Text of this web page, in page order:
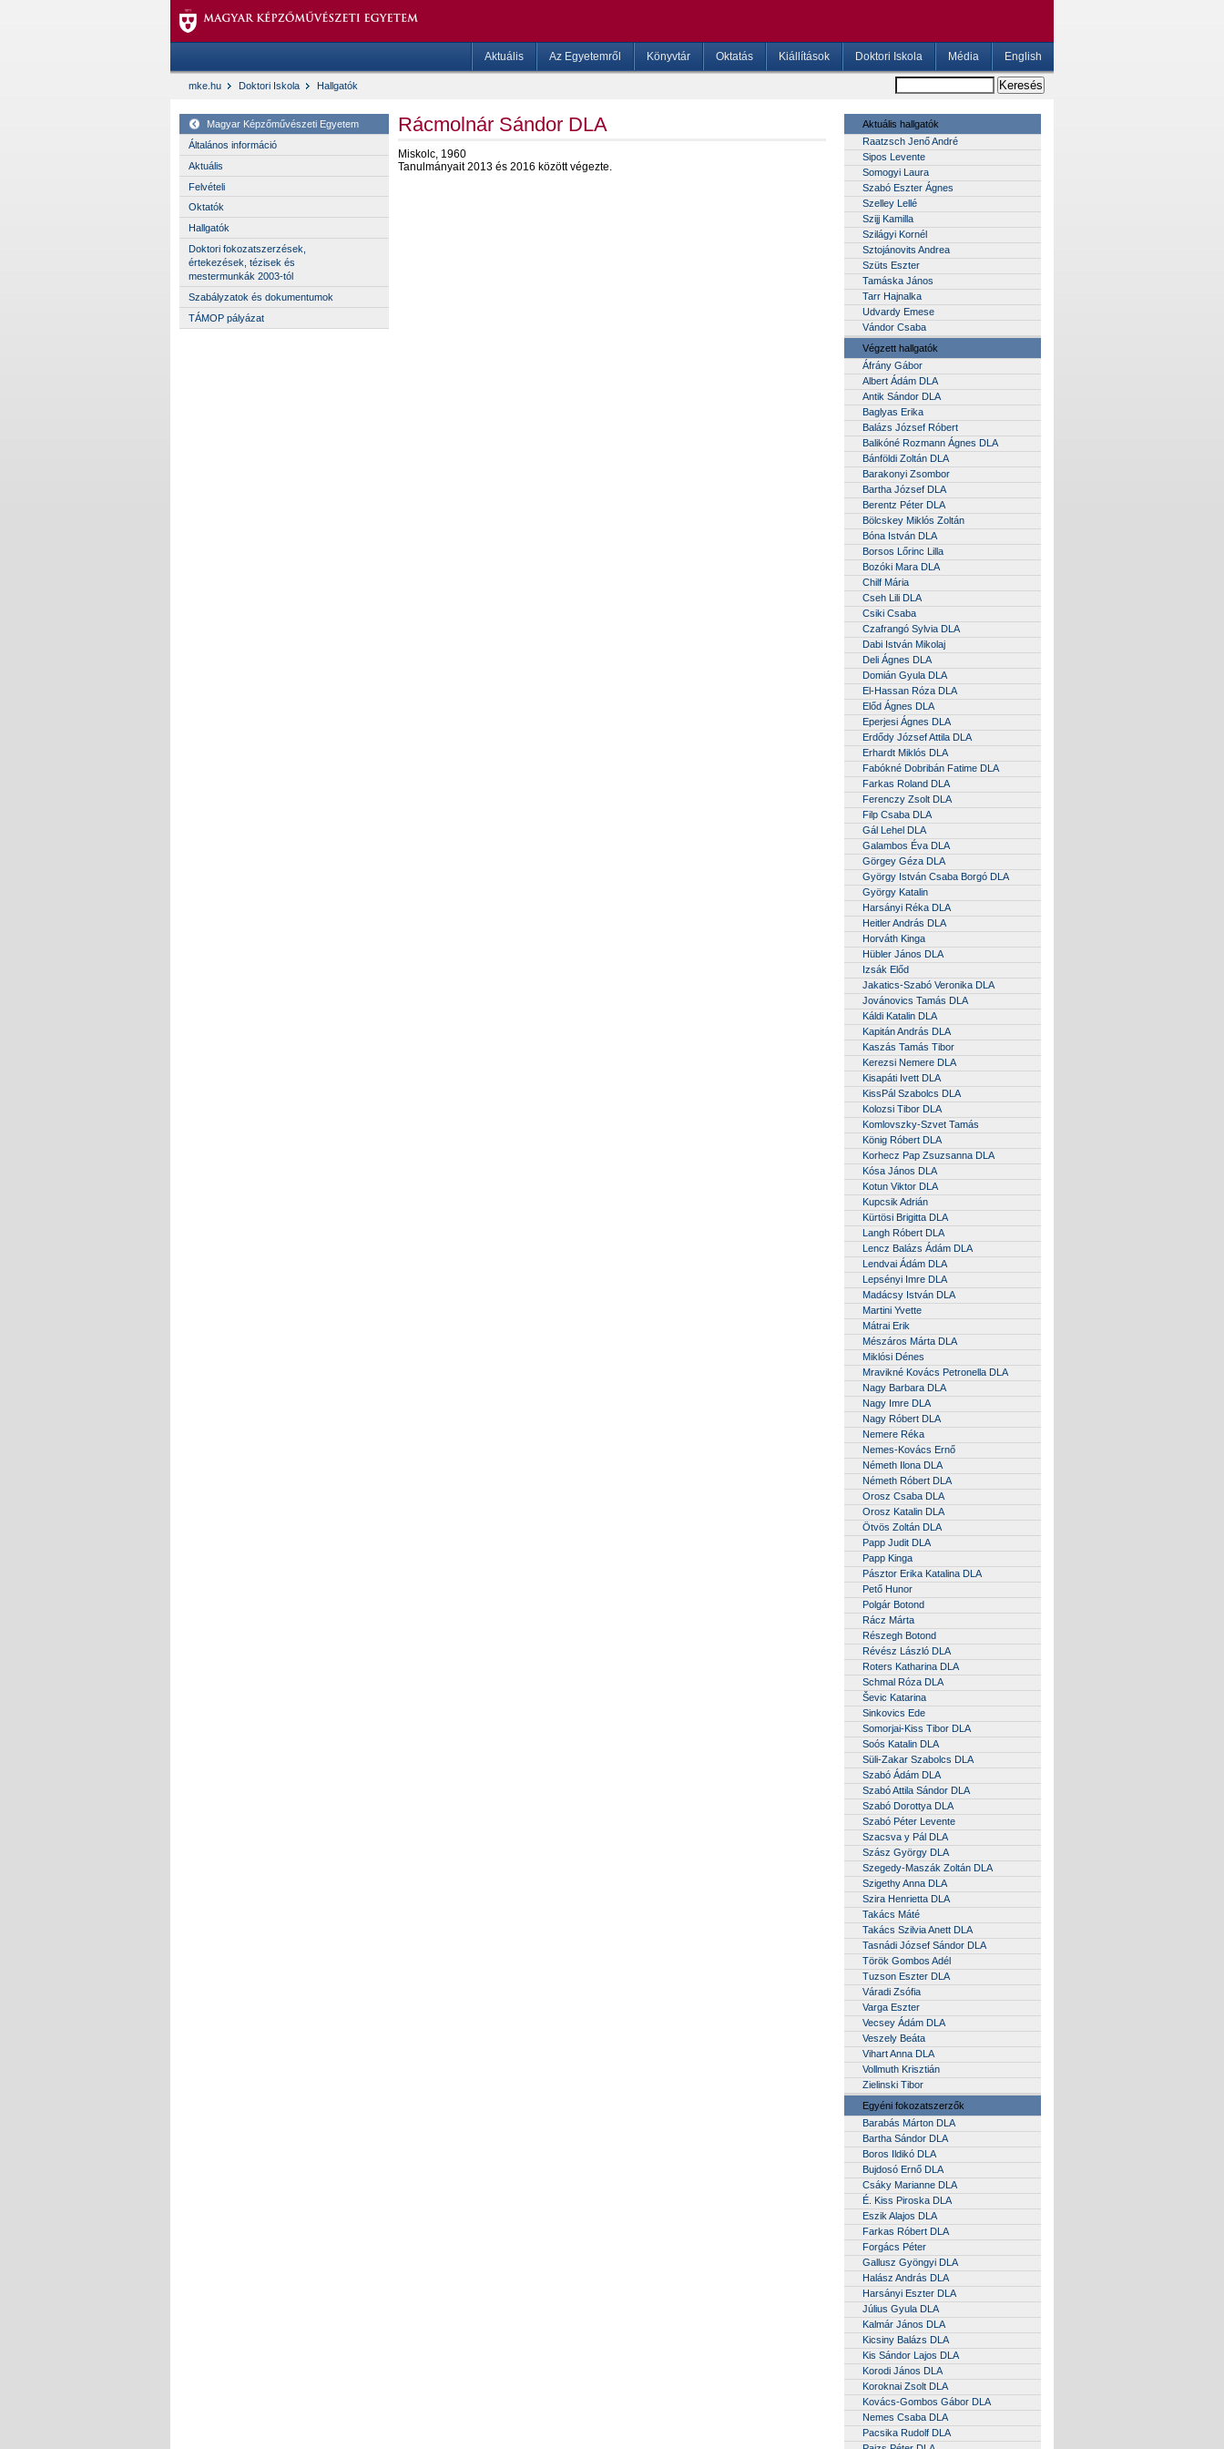
Aktuális Az Egyetemről Könyvtár Oktatás Kiállítások Doktori Iskola Média English
mke.hu Doktori Iskola Hallgatók
Magyar Képzőművészeti Egyetem
Általános információ
Aktuális
Felvételi
Oktatók
Hallgatók
Doktori fokozatszerzések,
értekezések, tézisek és
mestermunkák 2003-tól
Szabályzatok és dokumentumok
TÁMOP pályázat
Rácmolnár Sándor DLA
Miskolc, 1960
Tanulmányait 2013 és 2016 között végezte.
Aktuális hallgatók
Raatzsch Jenő André
Sipos Levente
Somogyi Laura
Szabó Eszter Ágnes
Szelley Lellé
Szijj Kamilla
Szilágyi Kornél
Sztojánovits Andrea
Szüts Eszter
Tamáska János
Tarr Hajnalka
Udvardy Emese
Vándor Csaba
Végzett hallgatók
Áfrány Gábor
Albert Ádám DLA
Antik Sándor DLA
Baglyas Erika
Balázs József Róbert
Balikóné Rozmann Ágnes DLA
Bánföldi Zoltán DLA
Barakonyi Zsombor
Bartha József DLA
Berentz Péter DLA
Bölcskey Miklós Zoltán
Bóna István DLA
Borsos Lőrinc Lilla
Bozóki Mara DLA
Chilf Mária
Cseh Lili DLA
Csiki Csaba
Czafrangó Sylvia DLA
Dabi István Mikolaj
Deli Ágnes DLA
Domián Gyula DLA
El-Hassan Róza DLA
Előd Ágnes DLA
Eperjesi Ágnes DLA
Erdődy József Attila DLA
Erhardt Miklós DLA
Fabókné Dobribán Fatime DLA
Farkas Roland DLA
Ferenczy Zsolt DLA
Filp Csaba DLA
Gál Lehel DLA
Galambos Éva DLA
Görgey Géza DLA
György István Csaba Borgó DLA
György Katalin
Harsányi Réka DLA
Heitler András DLA
Horváth Kinga
Hübler János DLA
Izsák Előd
Jakatics-Szabó Veronika DLA
Jovánovics Tamás DLA
Káldi Katalin DLA
Kapitán András DLA
Kaszás Tamás Tibor
Kerezsi Nemere DLA
Kisapáti Ivett DLA
KissPál Szabolcs DLA
Kolozsi Tibor DLA
Komlovszky-Szvet Tamás
König Róbert DLA
Korhecz Pap Zsuzsanna DLA
Kósa János DLA
Kotun Viktor DLA
Kupcsik Adrián
Kürtösi Brigitta DLA
Langh Róbert DLA
Lencz Balázs Ádám DLA
Lendvai Ádám DLA
Lepsényi Imre DLA
Madácsy István DLA
Martini Yvette
Mátrai Erik
Mészáros Márta DLA
Miklósi Dénes
Mravikné Kovács Petronella DLA
Nagy Barbara DLA
Nagy Imre DLA
Nagy Róbert DLA
Nemere Réka
Nemes-Kovács Ernő
Németh Ilona DLA
Németh Róbert DLA
Orosz Csaba DLA
Orosz Katalin DLA
Ötvös Zoltán DLA
Papp Judit DLA
Papp Kinga
Pásztor Erika Katalina DLA
Pető Hunor
Polgár Botond
Rácz Márta
Részegh Botond
Révész László DLA
Roters Katharina DLA
Schmal Róza DLA
Ševic Katarina
Sinkovics Ede
Somorjai-Kiss Tibor DLA
Soós Katalin DLA
Süli-Zakar Szabolcs DLA
Szabó Ádám DLA
Szabó Attila Sándor DLA
Szabó Dorottya DLA
Szabó Péter Levente
Szacsva y Pál DLA
Szász György DLA
Szegedy-Maszák Zoltán DLA
Szigethy Anna DLA
Szira Henrietta DLA
Takács Máté
Takács Szilvia Anett DLA
Tasnádi József Sándor DLA
Török Gombos Adél
Tuzson Eszter DLA
Váradi Zsófia
Varga Eszter
Vecsey Ádám DLA
Veszely Beáta
Vihart Anna DLA
Vollmuth Krisztián
Zielinski Tibor
Egyéni fokozatszerzők
Barabás Márton DLA
Bartha Sándor DLA
Boros Ildikó DLA
Bujdosó Ernő DLA
Csáky Marianne DLA
É. Kiss Piroska DLA
Eszik Alajos DLA
Farkas Róbert DLA
Forgács Péter
Gallusz Gyöngyi DLA
Halász András DLA
Harsányi Eszter DLA
Július Gyula DLA
Kalmár János DLA
Kicsiny Balázs DLA
Kis Sándor Lajos DLA
Korodi János DLA
Koroknai Zsolt DLA
Kovács-Gombos Gábor DLA
Nemes Csaba DLA
Pacsika Rudolf DLA